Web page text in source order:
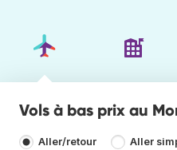
Vols à bas prix au
Aller/retour Aller